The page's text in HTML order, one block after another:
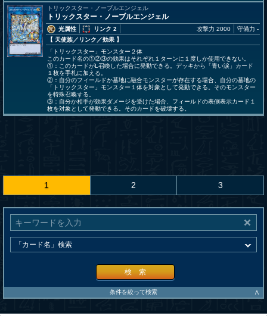
トリックスター・ノーブルエンジェル
トリックスター・ノーブルエンジェル
光属性
リンク 2
【 天使族／リンク／効果 】
攻撃力 2000 守備力 -
「トリックスター」モンスター２体
このカード名の①②③の効果はそれぞれ１ターンに１度しか使用できない。
①：このカードがL召喚した場合に発動できる。デッキから「青い涙」カード
１枚を手札に加える。
②：自分のフィールドか墓地に融合モンスターが存在する場合、自分の墓地の
「トリックスター」モンスター１体を対象として発動できる。そのモンスター
を特殊召喚する。
③：自分か相手が効果ダメージを受けた場合、フィールドの表側表示カード１
枚を対象として発動できる。そのカードを破壊する。
1 2 3
検 索
条件を絞って検索 ∧